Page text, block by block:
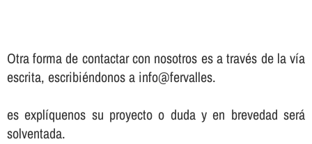
Otra forma de contactar con nosotros es a través de la vía
escrita, escribiéndonos a info@fervalles.
es explíquenos su proyecto o duda y en brevedad será
solventada.